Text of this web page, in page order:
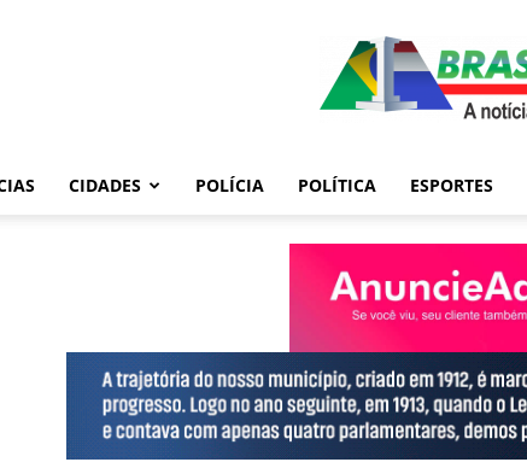
CIDADES POLÍCIA POLÍTICA ESPORTES